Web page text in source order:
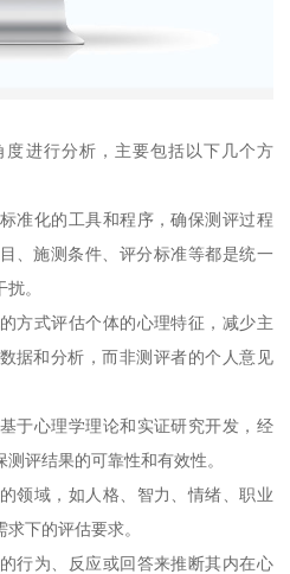
进行分析，主要包括以下几个方
准化的工具和程序，确保测评过程
、施测条件、评分标准等都是统一
。
方式评估个体的心理特征，减少主
据和分析，而非测评者的个人意见
于心理学理论和实证研究开发，经
评结果的可靠性和有效性。
领域，如人格、智力、情绪、职业
下的评估要求。
行为、反应或回答来推断其内在心